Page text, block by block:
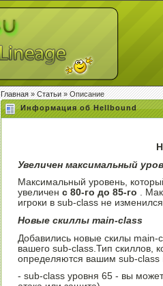
Главная»Статьи» Описание
Информация об Hellbound
Увеличен максимальный
Максимальный уровень,
увеличен с 80-го до 85-го .
игроки в sub-class не
Новые скиллы main-class
Добавились новые скилы
вашего sub-class.Тип скиллов,
определяются вашим sub-class
- sub-class уровня 65 - вы